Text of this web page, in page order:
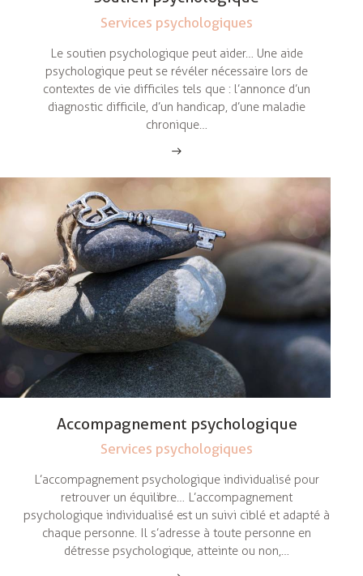
Services psychologiques
Le soutien psychologique peut aider… Une aide
psychologique peut se révéler nécessaire lors de
contextes de vie difficiles tels que : l’annonce d’un
diagnostic difficile, d’un handicap, d’une maladie
chronique…
Accompagnement psychologique
Services psychologiques
L’accompagnement psychologique individualisé pour
retrouver un équilibre… L’accompagnement
psychologique individualisé est un suivi ciblé et adapté à
chaque personne. Il s’adresse à toute personne en
détresse psychologique, atteinte ou non,…